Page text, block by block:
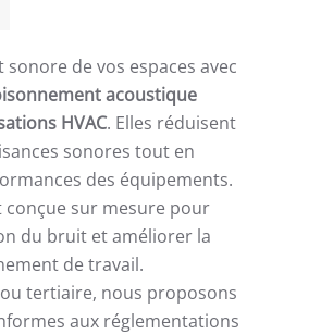
de vos espaces avec
acoustique
HVAC. Elles réduisent
sonores tout en
des équipements.
conçue sur mesure pour
du bruit et améliorer la
de travail.
tertiaire, nous proposons
aux réglementations